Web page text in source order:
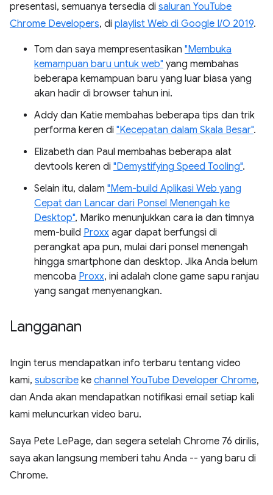
presentasi, semuanya tersedia di saluran YouTube
Chrome Developers, di playlist Web di Google I/O 2019.
Tom dan saya mempresentasikan "Membuka
kemampuan baru untuk web" yang membahas
beberapa kemampuan baru yang luar biasa yang
akan hadir di browser tahun ini.
Addy dan Katie membahas beberapa tips dan trik
performa keren di "Kecepatan dalam Skala Besar".
Elizabeth dan Paul membahas beberapa alat
devtools keren di "Demystifying Speed Tooling".
Selain itu, dalam "Mem-build Aplikasi Web yang
Cepat dan Lancar dari Ponsel Menengah ke
Desktop", Mariko menunjukkan cara ia dan timnya
mem-build Proxx agar dapat berfungsi di
perangkat apa pun, mulai dari ponsel menengah
hingga smartphone dan desktop. Jika Anda belum
mencoba Proxx, ini adalah clone game sapu ranjau
yang sangat menyenangkan.
Langganan
Ingin terus mendapatkan info terbaru tentang video
kami, subscribe ke channel YouTube Developer Chrome,
dan Anda akan mendapatkan notifikasi email setiap kali
kami meluncurkan video baru.
Saya Pete LePage, dan segera setelah Chrome 76 dirilis,
saya akan langsung memberi tahu Anda -- yang baru di
Chrome.